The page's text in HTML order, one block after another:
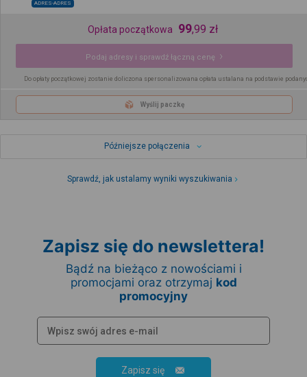
ADRES-ADRES
Opłata początkowa 99,99 zł
Podaj adresy i sprawdź łączną cenę
Do opłaty początkowej zostanie doliczona spersonalizowana opłata ustalana na podstawie
Wyślij paczkę
Późniejsze połączenia
Sprawdź, jak ustalamy wyniki wyszukiwania
Zapisz się do newslettera!
Bądź na bieżąco z nowościami i
promocjami oraz otrzymaj kod
promocyjny
Zapisz się